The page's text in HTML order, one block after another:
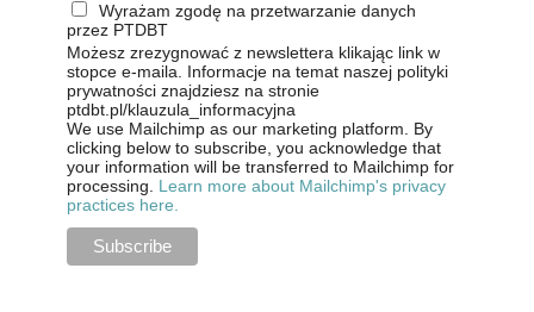
Wyrażam zgodę na przetwarzanie danych
przez PTDBT
Możesz zrezygnować z newslettera klikając link w
stopce e-maila. Informacje na temat naszej polityki
prywatności znajdziesz na stronie
ptdbt.pl/klauzula_informacyjna
We use Mailchimp as our marketing platform. By
clicking below to subscribe, you acknowledge that
your information will be transferred to Mailchimp for
processing. Learn more about Mailchimp's privacy
practices here.